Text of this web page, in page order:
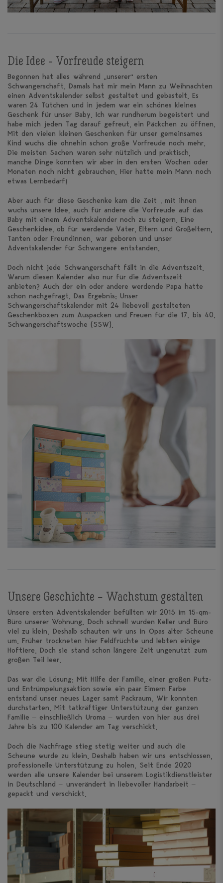
Die Idee - Vorfreude steigern
Begonnen hat alles während „unserer“ ersten
Schwangerschaft. Damals hat mir mein Mann zu Weihnachten
einen Adventskalender selbst gestaltet und gebastelt. Es
waren 24 Tütchen und in jedem war ein schönes kleines
Geschenk für unser Baby. Ich war rundherum begeistert und
habe mich jeden Tag darauf gefreut, ein Päckchen zu öffnen.
Mit den vielen kleinen Geschenken für unser gemeinsames
Kind wuchs die ohnehin schon große Vorfreude noch mehr.
Die meisten Sachen waren sehr nützlich und praktisch,
manche Dinge konnten wir aber in den ersten Wochen oder
Monaten noch nicht gebrauchen. Hier hatte mein Mann noch
etwas Lernbedarf!
Aber auch für diese Geschenke kam die Zeit … mit ihnen
wuchs unsere Idee, auch für andere die Vorfreude auf das
Baby mit einem Adventskalender noch zu steigern. Eine
Geschenkidee, ob für werdende Väter, Eltern und Großeltern,
Tanten oder Freundinnen, war geboren und unser
Adventskalender für Schwangere entstanden.
Doch nicht jede Schwangerschaft fällt in die Adventszeit.
Warum diesen Kalender also nur für die Adventszeit
anbieten? Auch der ein oder andere werdende Papa hatte
schon nachgefragt. Das Ergebnis: Unser
Schwangerschaftskalender mit 24 liebevoll gestalteten
Geschenkboxen zum Auspacken und Freuen für die 17. bis 40.
Schwangerschaftswoche (SSW).
Unsere Geschichte – Wachstum gestalten
Unsere ersten Adventskalender befüllten wir 2015 im 15-qm-
Büro unserer Wohnung. Doch schnell wurden Keller und Büro
viel zu klein. Deshalb schauten wir uns in Opas alter Scheune
um. Früher trockneten hier Feldfrüchte und lebten einige
Hoftiere. Doch sie stand schon längere Zeit ungenutzt zum
großen Teil leer.
Das war die Lösung: Mit Hilfe der Familie, einer großen Putz-
und Entrümpelungsaktion sowie ein paar Eimern Farbe
entstand unser neues Lager samt Packraum. Wir konnten
durchstarten. Mit tatkräftiger Unterstützung der ganzen
Familie – einschließlich Uroma – wurden von hier aus drei
Jahre bis zu 100 Kalender am Tag verschickt.
Doch die Nachfrage stieg stetig weiter und auch die
Scheune wurde zu klein. Deshalb haben wir uns entschlossen,
professionelle Unterstützung zu holen. Seit Ende 2020
werden alle unsere Kalender bei unserem Logistikdienstleister
in Deutschland – unverändert in liebevoller Handarbeit –
gepackt und verschickt.